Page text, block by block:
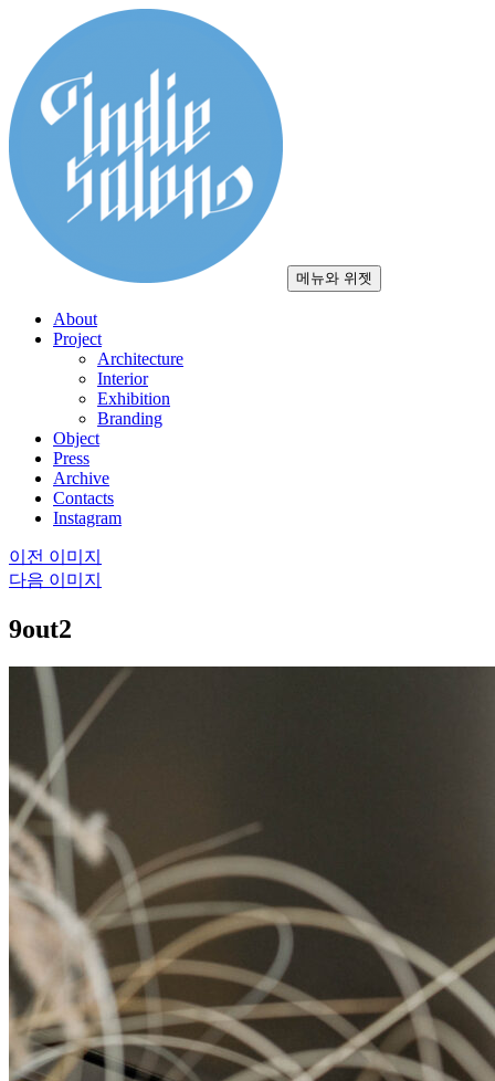
로
건
너
뛰
기
메뉴와 위젯
About
Project
Architecture
Interior
Exhibition
Branding
Object
Press
Archive
Contacts
Instagram
이전 이미지
다음 이미지
9out2